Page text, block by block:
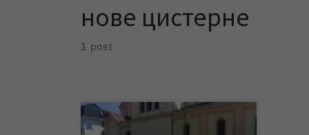
нове цистерне
1 post
Три цистерне за воду запремине од